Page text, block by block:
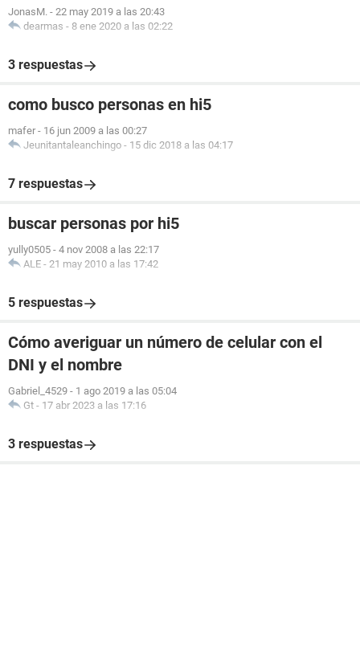
JonasM. - 22 may 2019 a las 20:43
dearmas - 8 ene 2020 a las 02:22
3 respuestas
como busco personas en hi5
mafer - 16 jun 2009 a las 00:27
Jeunitantaleanchingo - 15 dic 2018 a las 04:17
7 respuestas
buscar personas por hi5
yully0505 - 4 nov 2008 a las 22:17
ALE - 21 may 2010 a las 17:42
5 respuestas
Cómo averiguar un número de celular con el
DNI y el nombre
Gabriel_4529 - 1 ago 2019 a las 05:04
Gt - 17 abr 2023 a las 17:16
3 respuestas